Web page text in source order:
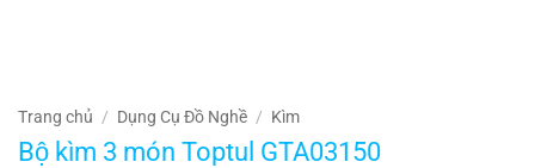
Trang chủ / Dụng Cụ Đồ Nghề / Kìm
Bộ kìm 3 món Toptul GTA03150